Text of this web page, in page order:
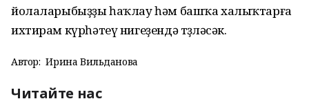
йолаларыбыҙҙы һаҡлау һәм башҡа халыҡтарға
ихтирам күрһәтеү нигеҙендә төҙөләсәк.
Автор: Ирина Вильданова
Читайте нас